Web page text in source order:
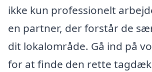
ikke kun professionelt
en partner, der forstår de
dit lokalområde. Gå ind på
for at finde den rette